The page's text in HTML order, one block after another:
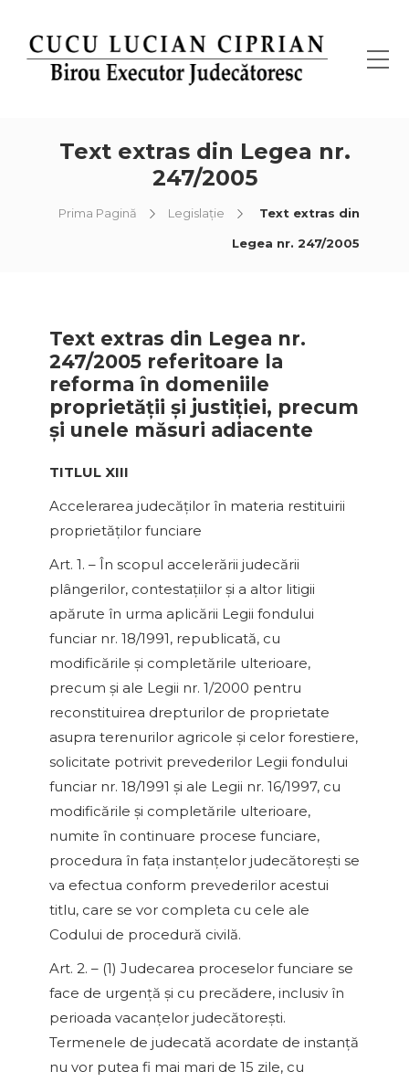
Text extras din Legea nr.
247/2005
Prima Pagină Legislaţie Text extras din
Legea nr. 247/2005
Text extras din Legea nr.
247/2005 referitoare la
reforma în domeniile
proprietăţii şi justiţiei, precum
şi unele măsuri adiacente
TITLUL XIII
Accelerarea judecăţilor în materia restituirii
proprietăţilor funciare
Art. 1. – În scopul accelerării judecării
plângerilor, contestaţiilor şi a altor litigii
apărute în urma aplicării Legii fondului
funciar nr. 18/1991, republicată, cu
modificările şi completările ulterioare,
precum şi ale Legii nr. 1/2000 pentru
reconstituirea drepturilor de proprietate
asupra terenurilor agricole şi celor forestiere,
solicitate potrivit prevederilor Legii fondului
funciar nr. 18/1991 şi ale Legii nr. 16/1997, cu
modificările şi completările ulterioare,
numite în continuare procese funciare,
procedura în faţa instanţelor judecătoreşti se
va efectua conform prevederilor acestui
titlu, care se vor completa cu cele ale
Codului de procedură civilă.
Art. 2. – (1) Judecarea proceselor funciare se
face de urgenţă şi cu precădere, inclusiv în
perioada vacanţelor judecătoreşti.
Termenele de judecată acordate de instanţă
nu vor putea fi mai mari de 15 zile, cu